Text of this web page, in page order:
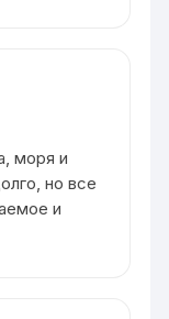
моря и
но все
и